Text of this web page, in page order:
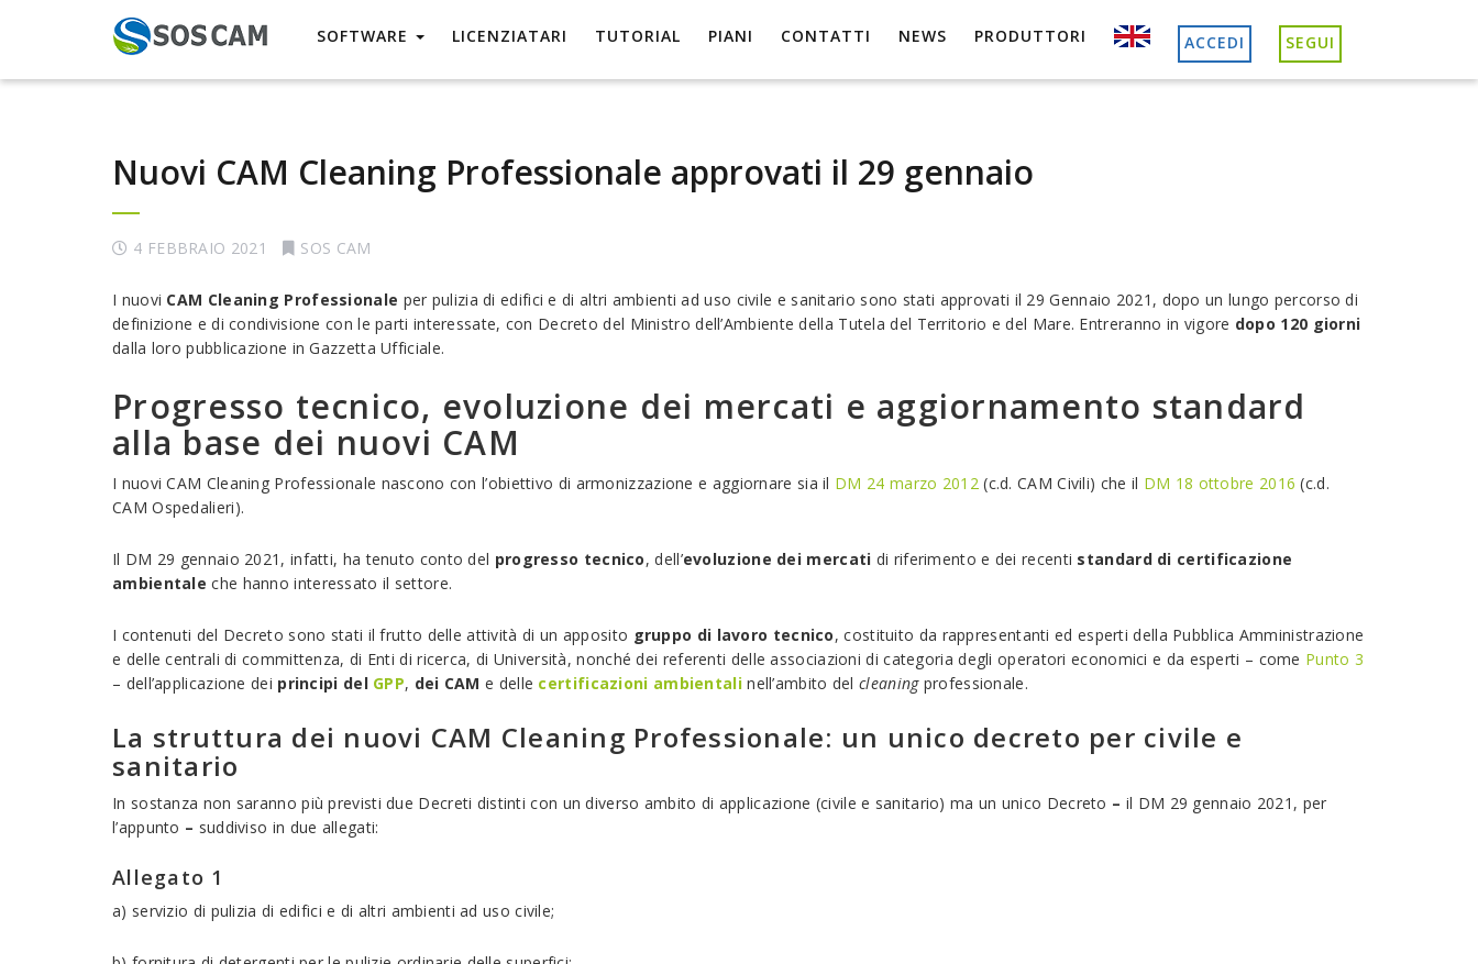
SOFTWARE LICENZIATARI TUTORIAL PIANI CONTATTI NEWS PRODUTTORI ACCEDI SEGUI
Nuovi CAM Cleaning Professionale approvati il 29 gennaio
4 FEBBRAIO 2021 SOS CAM
I nuovi CAM Cleaning Professionale per pulizia di edifici e di altri ambienti ad uso civile e sanitario sono stati approvati il 29 Gennaio 2021, dopo un lungo percorso di
definizione e di condivisione con le parti interessate, con Decreto del Ministro dell’Ambiente della Tutela del Territorio e del Mare. Entreranno in vigore dopo 120 giorni
dalla loro pubblicazione in Gazzetta Ufficiale.
Progresso tecnico, evoluzione dei mercati e aggiornamento standard
alla base dei nuovi CAM
I nuovi CAM Cleaning Professionale nascono con l’obiettivo di armonizzazione e aggiornare sia il DM 24 marzo 2012(c.d. CAM Civili) che il DM 18 ottobre 2016 (c.d.
CAM Ospedalieri).
Il DM 29 gennaio 2021, infatti, ha tenuto conto del progresso tecnico, dell’evoluzione dei mercati di riferimento e dei recenti standard di certificazione
ambientale che hanno interessato il settore.
I contenuti del Decreto sono stati il frutto delle attività di un apposito gruppo di lavoro tecnico, costituito da rappresentanti ed esperti della Pubblica Amministrazione
e delle centrali di committenza, di Enti di ricerca, di Università, nonché dei referenti delle associazioni di categoria degli operatori economici e da esperti – come Punto 3
– dell’applicazione dei principi del GPP, dei CAM e delle certificazioni ambientali nell’ambito delcleaning professionale.
La struttura dei nuovi CAM Cleaning Professionale: un unico decreto per civile e
sanitario
In sostanza non saranno più previsti due Decreti distinti con un diverso ambito di applicazione (civile e sanitario) ma un unico Decreto – il DM 29 gennaio 2021, per
l’appunto – suddiviso in due allegati:
Allegato 1
a) servizio di pulizia di edifici e di altri ambienti ad uso civile;